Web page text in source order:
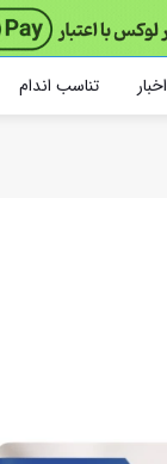
اخبار تناسب اندام